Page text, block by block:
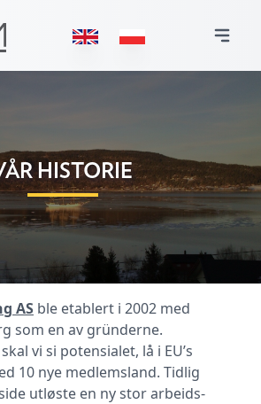
HISTORIE
AS ble etablert i 2002 med
som en av gründerne.
vi si potensialet, lå i EU’s
10 nye medlemsland. Tidlig
utløste en ny stor arbeids-